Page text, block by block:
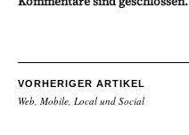
VORHERIGER ARTIKEL
Web, Mobile, Local und Social